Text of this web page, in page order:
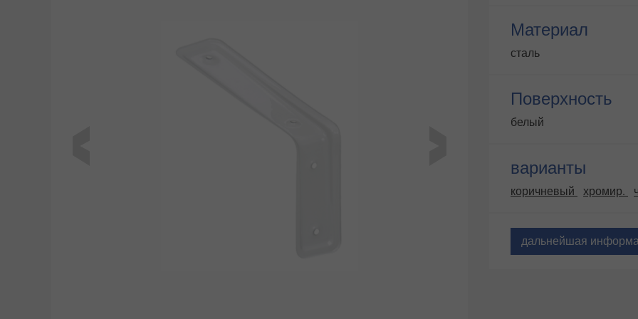
Материал
сталь
Поверхность
белый
варианты
коричневый хромир.
дальнейшая